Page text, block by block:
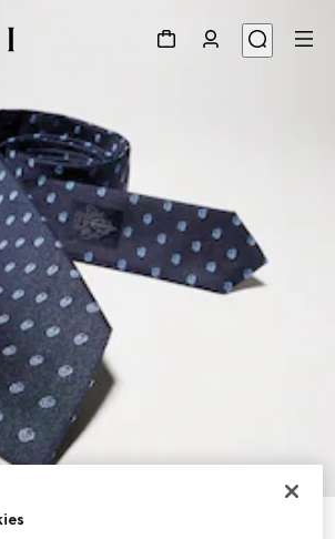
de seda con Doble G